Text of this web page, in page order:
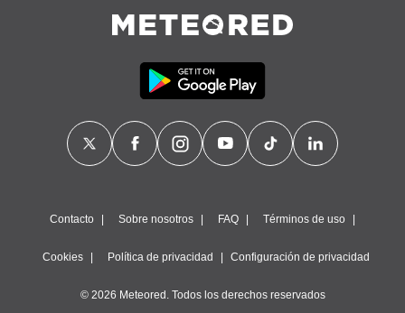
Contacto Sobre nosotros FAQ Términos de uso
Cookies Política de privacidad Configuración de privacidad
© 2026 Meteored. Todos los derechos reservados